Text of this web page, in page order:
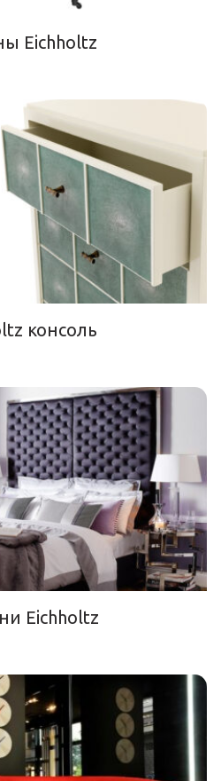
Eichholtz
консоль
Eichholtz